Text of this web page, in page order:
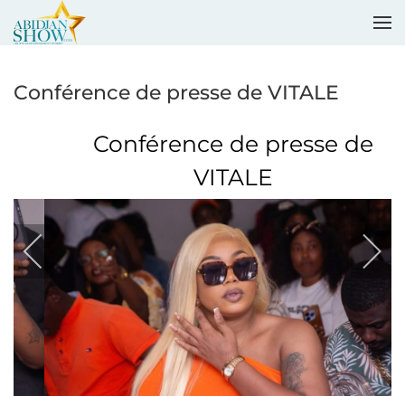
Conférence de presse de VITALE
Conférence de presse de
VITALE